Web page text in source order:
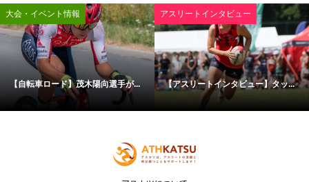
大会・イベント情報
【自転車ロード】茂木陽向選手が...
アスリートインタビュー
【アスリートインタビュー】タッ...